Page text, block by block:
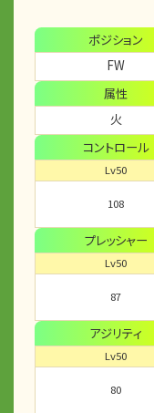
ポジション
FW
属性
火
コントロール
Lv50
108
プレッシャー
Lv50
87
アジリティ
Lv50
80